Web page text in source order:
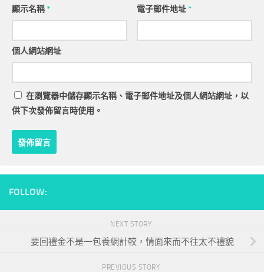
顯示名稱* 電子郵件地址*
個人網站網址
在瀏覽器中儲存顯示名稱、電子郵件地址及個人網站網址，以
供下次發佈留言時使用。
FOLLOW:
NEXT STORY
要回禮金不是一包養網計較，情面來而不往太不禮貌
PREVIOUS STORY